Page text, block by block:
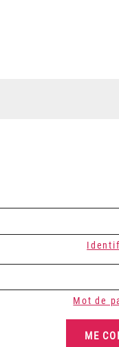
Mot de